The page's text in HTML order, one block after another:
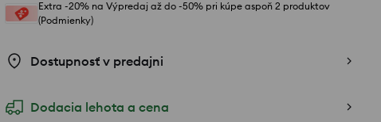
Extra -20% na Výpredaj až do -50% pri kúpe aspoň 2 produktov
(Podmienky)
Dostupnosť v predajni
Dodacia lehota a cena